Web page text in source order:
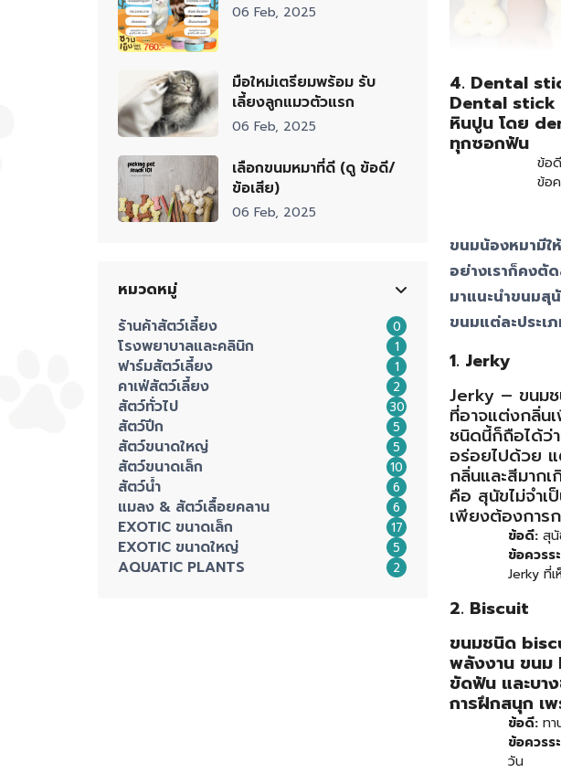
06 Feb, 2025
มือใหม่เตรียมพร้อม รับ
เลี้ยงลูกแมวตัวแรก
06 Feb, 2025
เลือกขนมหมาที่ดี (ดู ข้อดี/
ข้อเสีย)
06 Feb, 2025
หมวดหมู่
ร้านค้าสัตว์เลี้ยง
0
โรงพยาบาลและคลินิก 1
ฟาร์มสัตว์เลี้ยง 1
คาเฟ่สัตว์เลี้ยง 2
สัตว์ทั่วไป 30
สัตว์ปีก 5
สัตว์ขนาดใหญ่ 5
สัตว์ขนาดเล็ก 10
สัตว์น้ำ 6
แมลง & สัตว์เลื้อยคลาน 6
EXOTIC ขนาดเล็ก 17
EXOTIC ขนาดใหญ่ 5
AQUATIC PLANTS 2
4. Dental
Dental stick
หินปูน โดย
ทุกซอกฟัน
ข้อ
ข้อ
ขนมน้องหมามีใ
อย่างเราก็คงตั
มาแนะนำขนมสุ
ขนมแต่ละประเ
1. Jerky
Jerky – ขนม
ที่อาจแต่งกลิ่น
ชนิดนี้ก็ถือได้ว่
อร่อยไปด้วย แ
กลิ่นและสีมากเ
คือ สุนัขไม่จำเ
เพียงต้องการ
ข้อดี:สุนั
ข้อควรร
Jerky ที่เ
2. Biscuit
ขนมชนิด
พลังงาน ขนม
ขัดฟัน และบา
การฝึกสนุก เพ
ข้อดี:ทา
ข้อควรร
วัน